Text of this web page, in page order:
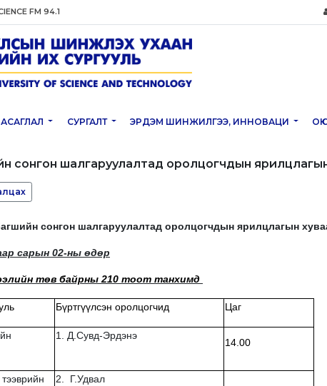
FM 94.1
СУРГАЛТ ЭРДЭМ ШИНЖИЛГЭЭ, ИННОВАЦИ
сонгон шалгаруулалтад оролцогчдын
сонгон шалгаруулалтад оролцогчдын ярилцлагын
сарын 02-ны өдөр
төв байрны 210 тоот танхимд
Бүртгүүлсэн оролцогчид Цаг
1. Д.Сувд-Эрдэнэ
14.00
2. Г.Удвал